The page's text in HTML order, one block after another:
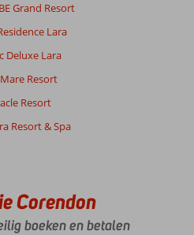
Grand Resort
Lara
Deluxe Lara
Resort
Resort
Resort & Spa
Corendon
boeken en betalen